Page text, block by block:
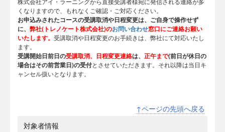
くなりますので、もれなくご確認・ご対応ください。
お申込みされたコースの受講取消や日程変更は、 ご自身で操作せず
に、 弊社(トレノケート株式会社)のお問い合わせ窓口にご連絡お願い
いたします。 受講取消や日程変更のお手続きは、弊社にて対応いたし
ます。
受講開始日前日の受講取消、日程変更連絡は、 正午まで(前日が休日の
場合はその前営業日)の受付とさせていただきます。それ以降は当日キ
ャンセル扱いとなります。
↑ページの先頭へ戻る
対象者情報